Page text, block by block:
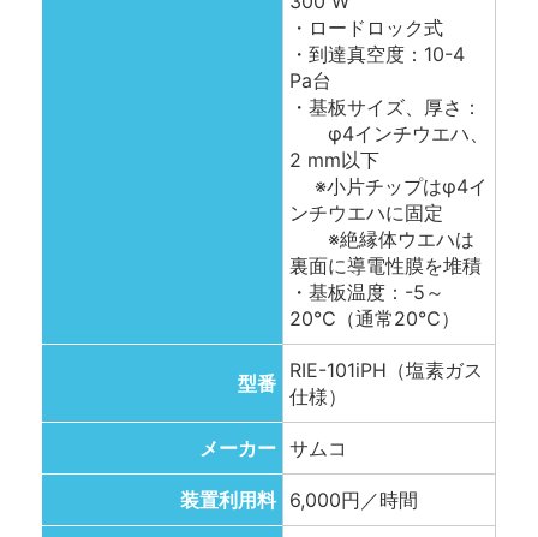
・ロードロック式
・到達真空度：10-4
Pa台
・基板サイズ、厚さ：
φ4インチウエハ、
2 mm以下
※小片チップはφ4イ
ンチウエハに固定
※絶縁体ウエハは
裏面に導電性膜を堆積
・基板温度：-5～
20℃（通常20℃）
型番
RIE-101iPH（塩素ガス
仕様）
メーカー サムコ
装置利用料 6,000円／時間